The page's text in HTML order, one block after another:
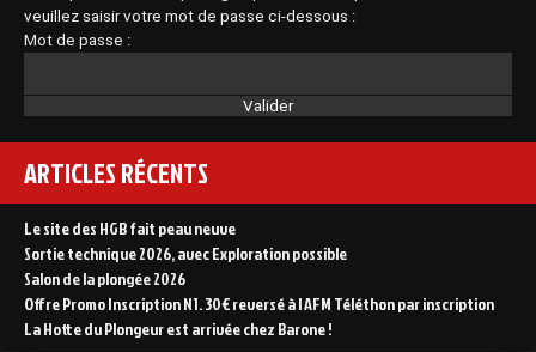
veuillez saisir votre mot de passe ci-dessous :
Mot de passe :
ARTICLES RÉCENTS
Le site des HGB fait peau neuve
Sortie technique 2026, avec Exploration possible
Salon de la plongée 2026
Offre Promo Inscription N1. 30€ reversé à l AFM Téléthon par inscription
La Hotte du Plongeur est arrivée chez Barone !